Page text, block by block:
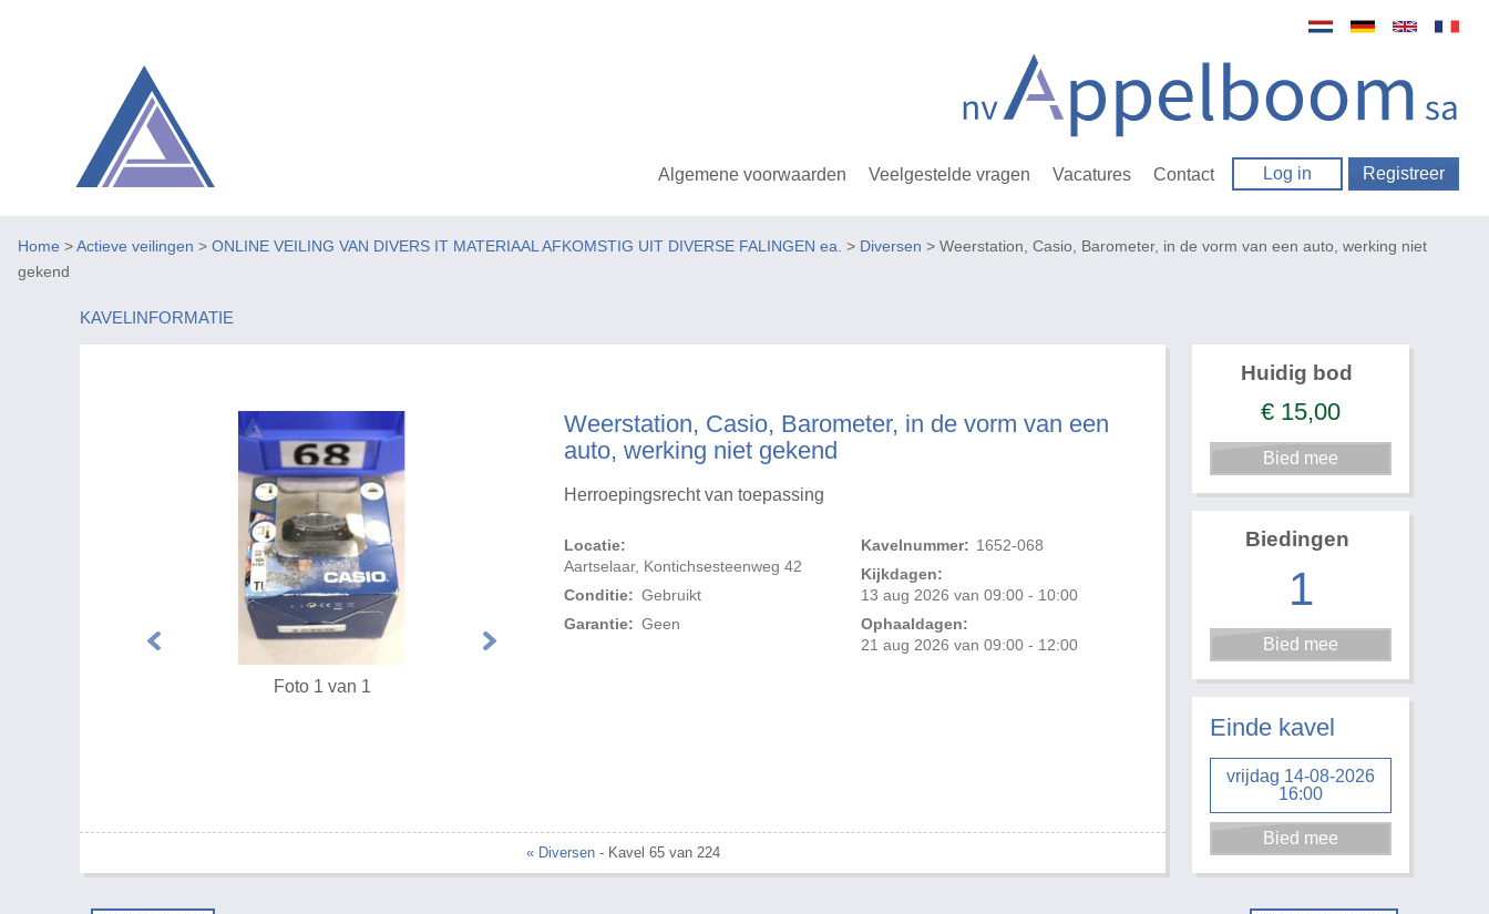
Algemene voorwaarden Veelgestelde vragen Vacatures Contact Log in Registreer
Home >Actieve veilingen > ONLINE VEILING VAN DIVERS IT MATERIAAL AFKOMSTIG UIT DIVERSE FALINGEN ea. > Diversen > Weerstation, Casio, Barometer, in de vorm van een auto, werking niet
gekend
KAVELINFORMATIE
Weerstation, Casio, Barometer, in de vorm van een
auto, werking niet gekend
Herroepingsrecht van toepassing
Locatie:
Aartselaar, Kontichsesteenweg 42
Conditie: Gebruikt
Garantie: Geen
Kavelnummer: 1652-068
Kijkdagen:
13 aug 2026 van 09:00 - 10:00
Ophaaldagen:
21 aug 2026 van 09:00 - 12:00
Foto 1 van 1
« Diversen- Kavel 65 van 224
Huidig bod
€ 15,00
Biedingen
1
Einde kavel
vrijdag 14-08-2026
16:00